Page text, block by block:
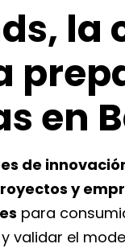
en
de
y
para
validar el